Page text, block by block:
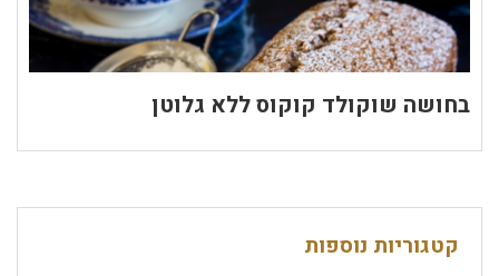
בחושה שוקולד קוקוס ללא גלוטן
קטגוריות נוספות